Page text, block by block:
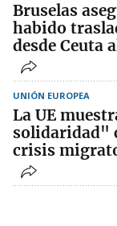
Bruselas
habido
desde Ceuta
UNIÓN EUROPEA
La UE
solidaridad"
crisis